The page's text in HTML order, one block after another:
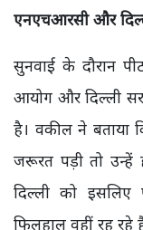
एनएचआरसी और
सुनवाई के दौरान
आयोग और दिल्ली
है। वकील ने
जरूरत पड़ी तो उन्हें
दिल्ली को इसलिए
फिलहाल वहीं रह रहे